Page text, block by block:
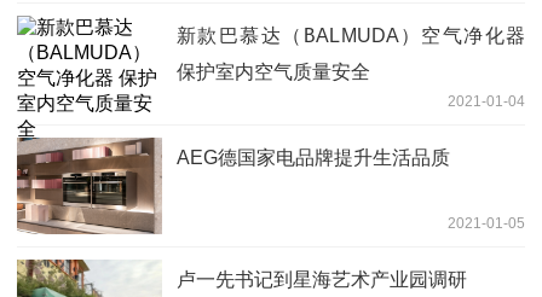
新款巴慕达（BALMUDA）空气净化器
保护室内空气质量安全
2021-01-04
AEG德国家电品牌提升生活品质
2021-01-05
卢一先书记到星海艺术产业园调研